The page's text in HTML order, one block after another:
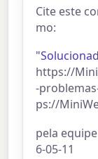
Cite este
mo:
https://
-
ps://
pela
6-05-11